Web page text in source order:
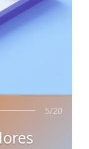
5/20